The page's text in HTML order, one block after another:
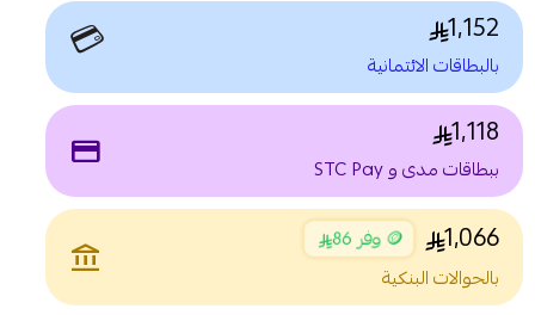
1,152
بالبطاقات الائتمانية 💳
1,118
ببطاقات مدى و STC Pay payment
1,066 🪙 وفر 86
بالحوالات البنكية
account_balance